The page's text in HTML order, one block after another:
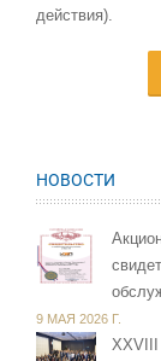
действия).
НОВОСТИ
9 МАЯ 2026 Г.
XXVIII